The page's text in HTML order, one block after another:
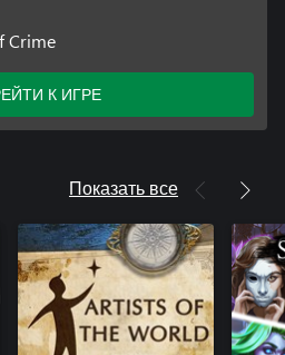
Crime
К ИГРЕ
Показать все